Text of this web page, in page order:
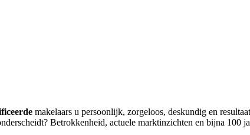
makelaars u persoonlijk, zorgeloos, deskundig en
Betrokkenheid, actuele marktinzichten en bijna 100